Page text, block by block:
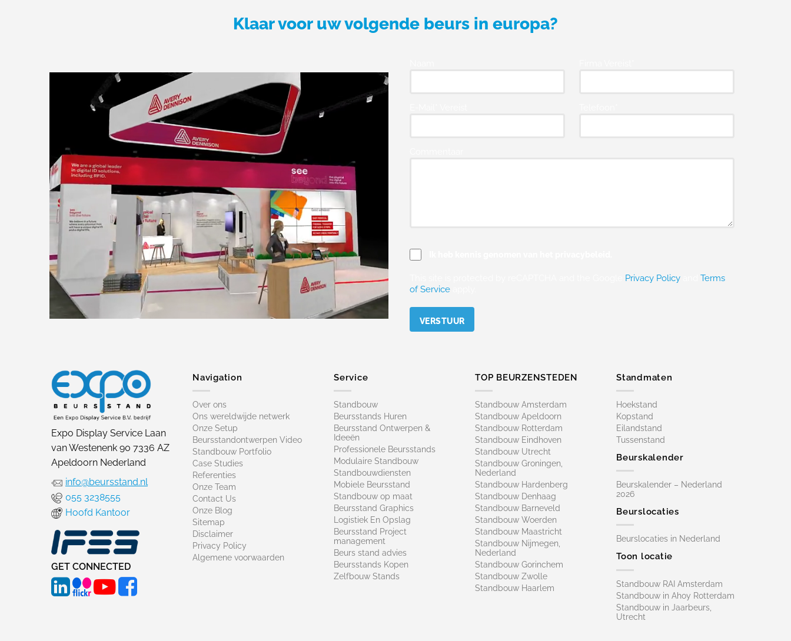
Klaar voor uw volgende beurs in europa?
Privacy Policy
Terms
of Service
Expo Display Service Laan
van Westenenk 90 7336 AZ
Apeldoorn Nederland
info@beursstand.nl
055 3238555
Hoofd Kantoor
GET CONNECTED
Navigation
Over ons
Ons wereldwijde netwerk
Onze Setup
Beursstandontwerpen Video
Standbouw Portfolio
Case Studies
Referenties
Onze Team
Contact Us
Onze Blog
Sitemap
Disclaimer
Privacy Policy
Algemene voorwaarden
Service
Standbouw
Beursstands Huren
Beursstand Ontwerpen &
Ideeën
Professionele Beursstands
Modulaire Standbouw
Standbouwdiensten
Mobiele Beursstand
Standbouw op maat​
Beursstand Graphics
Logistiek En Opslag
Beursstand Project
management
Beurs stand advies
Beursstands Kopen
Zelfbouw Stands
TOP BEURZENSTEDEN
Standbouw Amsterdam
Standbouw Apeldoorn
Standbouw Rotterdam
Standbouw Eindhoven
Standbouw Utrecht
Standbouw Groningen,
Nederland
Standbouw Hardenberg
Standbouw Denhaag
Standbouw Barneveld
Standbouw Woerden
Standbouw Maastricht
Standbouw Nijmegen,
Nederland
Standbouw Gorinchem
Standbouw Zwolle
Standbouw Haarlem
Standmaten
Hoekstand
Kopstand
Eilandstand
Tussenstand
Beurskalender
Beurskalender – Nederland
2026
Beurslocaties
Beurslocaties in Nederland
Toon locatie
Standbouw RAI Amsterdam
Standbouw in Ahoy Rotterdam
Standbouw in Jaarbeurs,
Utrecht